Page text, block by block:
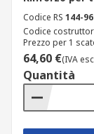
Codice RS 144-
Codice
Prezzo per 1
64,60 €(IVA
Quantità